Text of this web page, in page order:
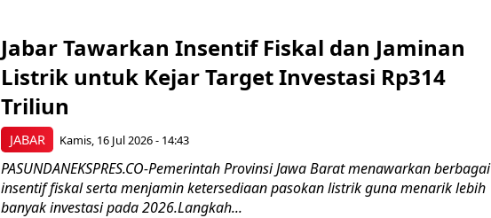
JABAR
Jabar Tawarkan Insentif Fiskal dan Jaminan
Listrik untuk Kejar Target Investasi Rp314
Triliun
Kamis, 16 Jul 2026 - 14:43
PASUNDANEKSPRES.CO-Pemerintah Provinsi Jawa Barat menawarkan berbagai
insentif fiskal serta menjamin ketersediaan pasokan listrik guna menarik lebih
banyak investasi pada 2026.Langkah...